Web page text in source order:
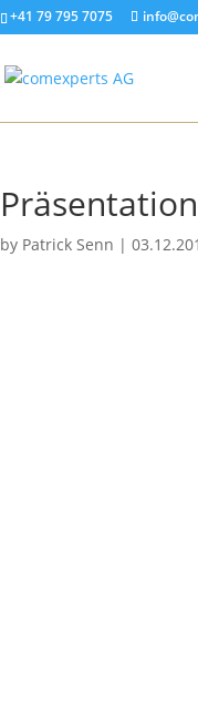
+41 79 795 7075
by Patrick Senn |